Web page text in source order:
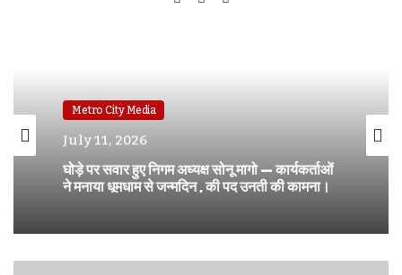
Metro City Media
July 11, 2026
घोड़े पर सवार हुए निगम अध्यक्ष सोनू मागो — कार्यकर्ताओं
ने मनाया धूमधाम से जन्मदिन , की पद उनती की कामना।